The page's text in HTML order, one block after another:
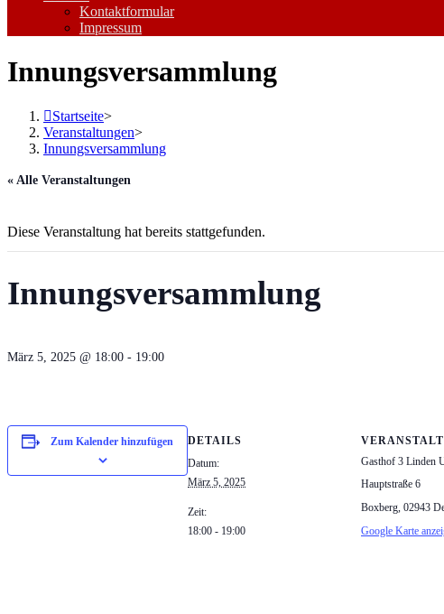
Kontaktformular
Impressum
Innungsversammlung
Startseite>
Veranstaltungen>
Innungsversammlung
« Alle Veranstaltungen
Diese Veranstaltung hat bereits stattgefunden.
Innungsversammlung
März 5, 2025 @ 18:00 - 19:00
Zum Kalender hinzufügen
DETAILS
Datum:
März 5, 2025
Zeit:
18:00 - 19:00
Gasthof 3 Linden
Hauptstraße 6
Boxberg, 02943
Google Karte